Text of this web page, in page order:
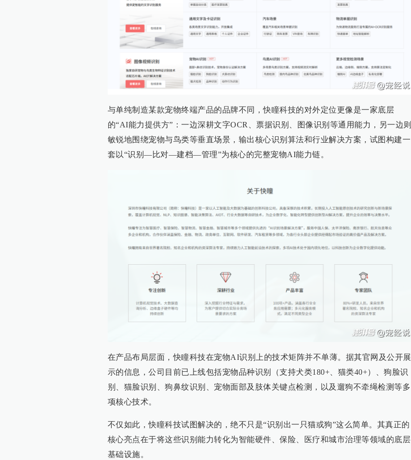
与单纯制造某款宠物终端产品的品牌不同，快瞳科技的对外定位更像是一家底层
的“AI能力提供方”：一边深耕文字OCR、票据识别、图像识别等通用能力，另一边则
敏锐地围绕宠物与鸟类等垂直场景，输出核心识别算法和行业解决方案，试图构建一
套以“识别—比对—建档—管理”为核心的完整宠物AI能力链。
在产品布局层面，快瞳科技在宠物AI识别上的技术矩阵并不单薄。据其官网及公开展
示的信息，公司目前已上线包括宠物品种识别（支持犬类180+、猫类40+）、狗脸识
别、猫脸识别、狗鼻纹识别、宠物面部及肢体关键点检测，以及遛狗不牵绳检测等多
项核心技术。
不仅如此，快瞳科技试图解决的，绝不只是“识别出一只猫或狗”这么简单。其真正的
核心亮点在于将这些识别能力转化为智能硬件、保险、医疗和城市治理等领域的底层
基础设施。